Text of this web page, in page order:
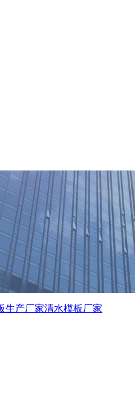
生产厂家清水模板厂家